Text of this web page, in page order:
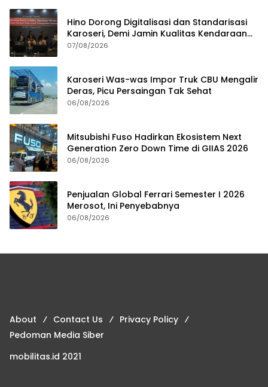
Hino Dorong Digitalisasi dan Standarisasi
Karoseri, Demi Jamin Kualitas Kendaraan
Pelanggan
07/08/2026
Karoseri Was-was Impor Truk CBU Mengalir
Deras, Picu Persaingan Tak Sehat
06/08/2026
Mitsubishi Fuso Hadirkan Ekosistem Next
Generation Zero Down Time di GIIAS 2026
06/08/2026
Penjualan Global Ferrari Semester I 2026
Merosot, Ini Penyebabnya
06/08/2026
About Contact Us
Privacy Policy
Pedoman Media Siber
mobilitas.id 2021